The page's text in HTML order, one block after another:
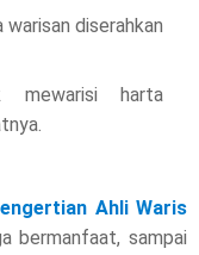
diserahkan
mewarisi harta
Ahli Waris
bermanfaat, sampai